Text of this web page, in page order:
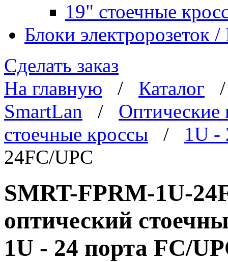
19" стоечные
Блоки электророзеток
Сделать заказ
На главную / Каталог
SmartLan / Оптические
стоечные кроссы / 1U -
24FC/UPC
SMRT-FPRM-1U-
оптический
1U - 24 порта FC/